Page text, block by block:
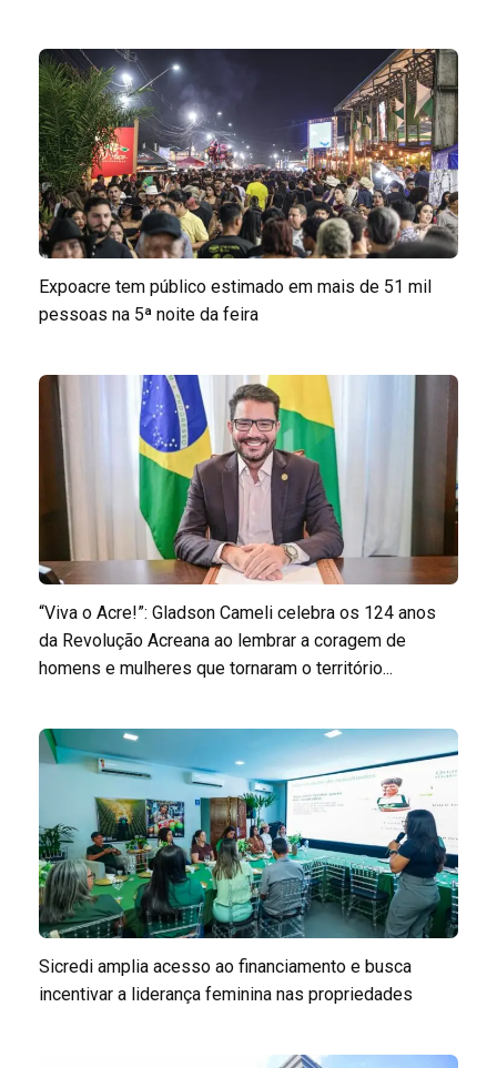
Expoacre tem público estimado em mais de 51 mil
pessoas na 5ª noite da feira
“Viva o Acre!”: Gladson Cameli celebra os 124 anos
da Revolução Acreana ao lembrar a coragem de
homens e mulheres que tornaram o território...
Sicredi amplia acesso ao financiamento e busca
incentivar a liderança feminina nas propriedades